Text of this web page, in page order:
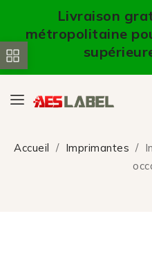
Livraison
métropolitaine
Accueil Imprimantes